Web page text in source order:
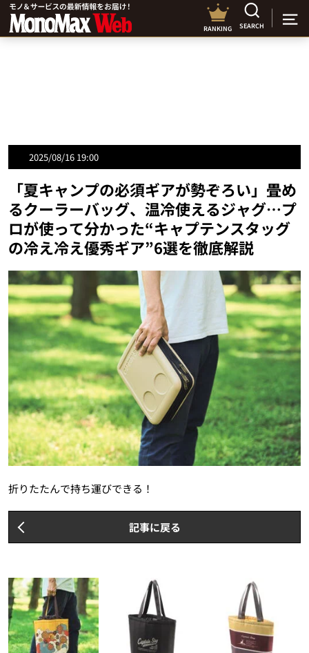
RANKING SEARCH
2025/08/16 19:00
「夏キャンプの必須ギアが勢ぞろい」畳め
るクーラーバッグ、温冷使えるジャグ…プ
ロが使って分かった“キャプテンスタッグ
の冷え冷え優秀ギア”6選を徹底解説
折りたたんで持ち運びできる！
記事に戻る